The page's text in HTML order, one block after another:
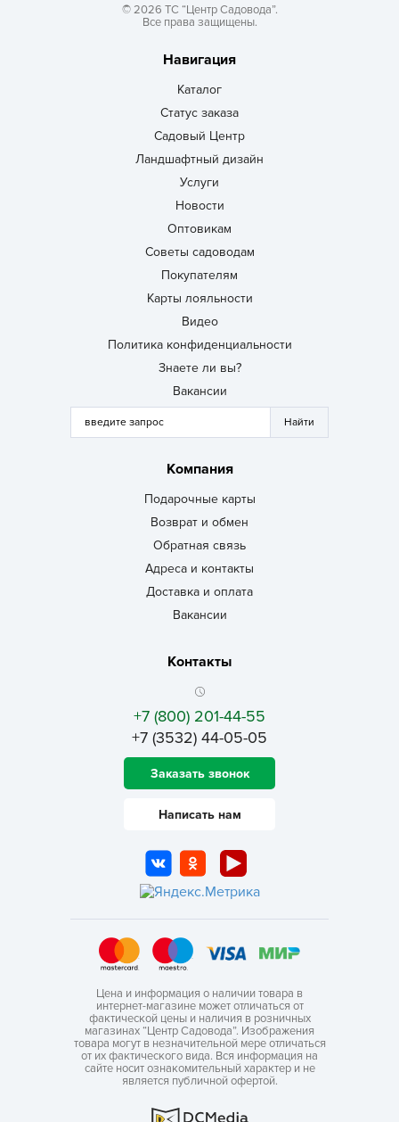
© 2026 ТС “Центр Садовода”.
Все права защищены.
Навигация
Каталог
Статус заказа
Садовый Центр
Ландшафтный дизайн
Услуги
Новости
Оптовикам
Советы садоводам
Покупателям
Карты лояльности
Видео
Политика конфиденциальности
Знаете ли вы?
Вакансии
Компания
Подарочные карты
Возврат и обмен
Обратная связь
Адреса и контакты
Доставка и оплата
Вакансии
Контакты
+7 (800) 201-44-55
+7 (3532) 44-05-05
Заказать звонок
Написать нам
Цена и информация о наличии товара в
интернет-магазине может отличаться от
фактической цены и наличия в розничных
магазинах “Центр Садовода”. Изображения
товара могут в незначительной мере отличаться
от их фактического вида. Вся информация на
сайте носит ознакомительный характер и не
является публичной офертой.